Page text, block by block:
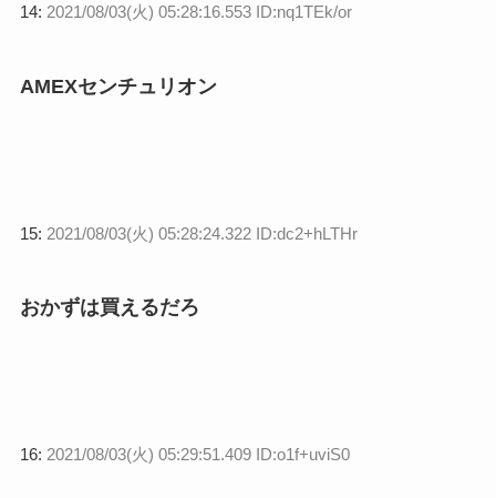
14: 2021/08/03(火) 05:28:16.553 ID:nq1TEk/or
AMEXセンチュリオン
15: 2021/08/03(火) 05:28:24.322 ID:dc2+hLTHr
おかずは買えるだろ
16: 2021/08/03(火) 05:29:51.409 ID:o1f+uviS0